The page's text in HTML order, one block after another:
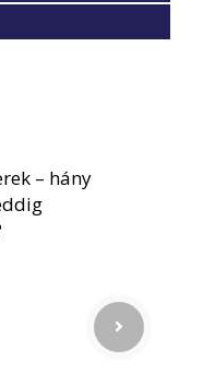
– hány